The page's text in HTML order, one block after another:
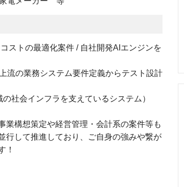
ストの最適化案件 / 自社開発AIエンジンを
流の業務システム要件定義からテスト設計
社会インフラを支えているシステム）
構想策定や経営管理・会計系の案件等も
行して推進しており、ご自身の強みや繋が
！